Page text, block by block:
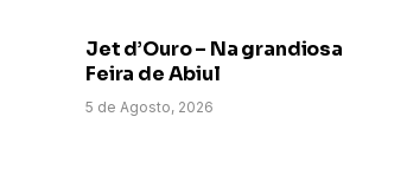
Jet d’Ouro – Na grandiosa
Feira de Abiul
5 de Agosto, 2026